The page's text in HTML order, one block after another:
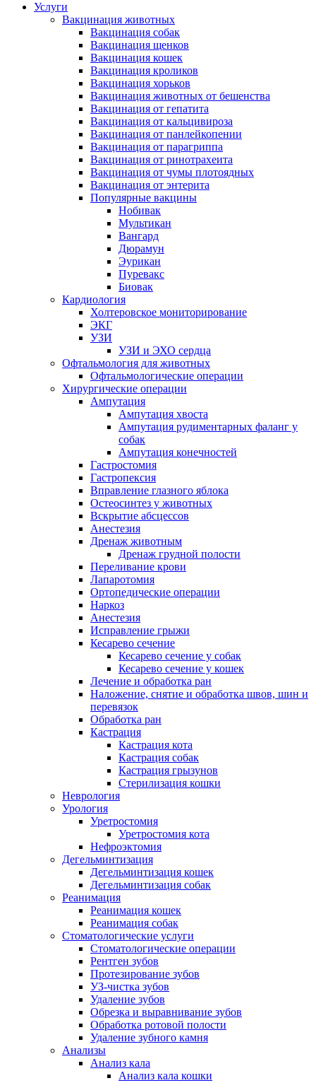
Услуги
Вакцинация животных
Вакцинация собак
Вакцинация щенков
Вакцинация кошек
Вакцинация кроликов
Вакцинация хорьков
Вакцинация животных от бешенства
Вакцинация от гепатита
Вакцинация от кальцивироза
Вакцинация от панлейкопении
Вакцинация от парагриппа
Вакцинация от ринотрахеита
Вакцинация от чумы плотоядных
Вакцинация от энтерита
Популярные вакцины
Нобивак
Мультикан
Вангард
Дюрамун
Эурикан
Пуревакс
Биовак
Кардиология
Холтеровское мониторирование
ЭКГ
УЗИ
УЗИ и ЭХО сердца
Офтальмология для животных
Офтальмологические операции
Хирургические операции
Ампутация
Ампутация хвоста
Ампутация рудиментарных фаланг у
собак
Ампутация конечностей
Гастростомия
Гастропексия
Вправление глазного яблока
Остеосинтез у животных
Вскрытие абсцессов
Анестезия
Дренаж животным
Дренаж грудной полости
Переливание крови
Лапаротомия
Ортопедические операции
Наркоз
Анестезия
Исправление грыжи
Кесарево сечение
Кесарево сечение у собак
Кесарево сечение у кошек
Лечение и обработка ран
Наложение, снятие и обработка швов, шин и
перевязок
Обработка ран
Кастрация
Кастрация кота
Кастрация собак
Кастрация грызунов
Стерилизация кошки
Неврология
Урология
Уретростомия
Уретростомия кота
Нефроэктомия
Дегельминтизация
Дегельминтизация кошек
Дегельминтизация собак
Реанимация
Реанимация кошек
Реанимация собак
Стоматологические услуги
Стоматологические операции
Рентген зубов
Протезирование зубов
УЗ-чистка зубов
Удаление зубов
Обрезка и выравнивание зубов
Обработка ротовой полости
Удаление зубного камня
Анализы
Анализ кала
Анализ кала кошки